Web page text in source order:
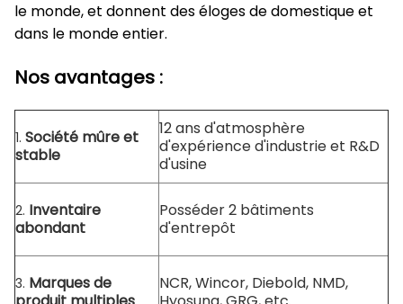
le monde, et donnent des éloges de domestique et
dans le monde entier.
Nos avantages :
1. Société mûre et
stable
12 ans d'atmosphère
d'expérience d'industrie et R&D
d'usine
2. Inventaire
abondant
Posséder 2 bâtiments
d'entrepôt
3. Marques de
NCR, Wincor, Diebold, NMD,